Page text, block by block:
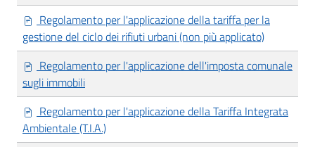
Regolamento per l'applicazione della tariffa per la
gestione del ciclo dei rifiuti urbani (non più applicato)
Regolamento per l'applicazione dell'imposta comunale
sugli immobili
Regolamento per l'applicazione della Tariffa Integrata
Ambientale (T.I.A.)